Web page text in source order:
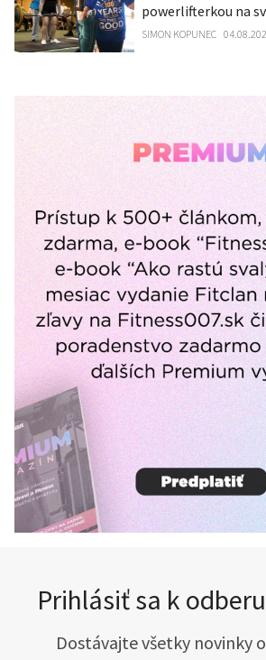
powerlifterkou na
SIMON KOPUNEC
Prihlásiť sa k
Dostávajte všetky novinky